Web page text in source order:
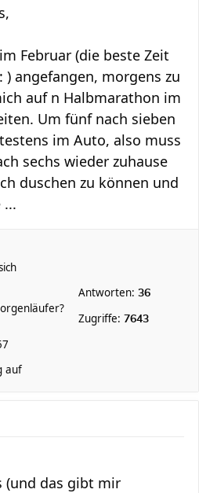
Februar (die beste Zeit
) angefangen, morgens zu
auf n Halbmarathon im
Um fünf nach sieben
im Auto, also muss
sechs wieder zuhause
duschen zu können und
Antworten: 36
Zugriffe: 7643
auf
(und das gibt mir